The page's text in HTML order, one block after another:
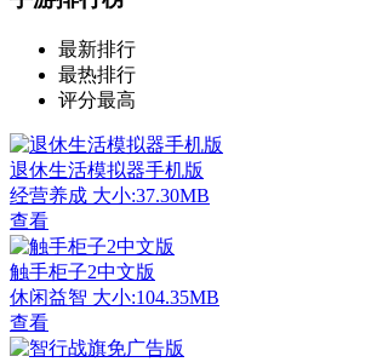
最新排行
最热排行
评分最高
退休生活模拟器手机版
经营养成 大小:37.30MB
查看
触手柜子2中文版
休闲益智 大小:104.35MB
查看